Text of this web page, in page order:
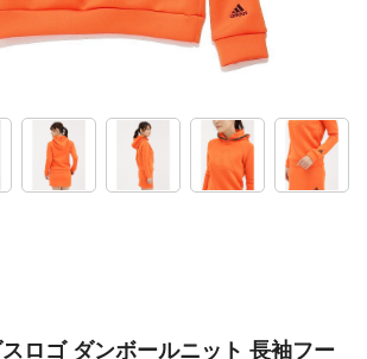
ロゴ ダンボールニット 長袖フー